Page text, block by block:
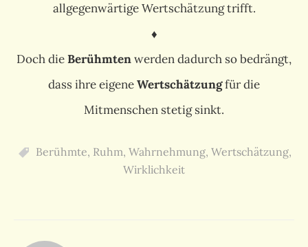
allgegenwärtige Wertschätzung trifft.
♦
Doch dieBerühmtenwerden dadurch so bedrängt,
dass ihre eigeneWertschätzungfür die
Mitmenschen stetig sinkt.
Berühmte, Ruhm, Wahrnehmung, Wertschätzung,
Wirklichkeit